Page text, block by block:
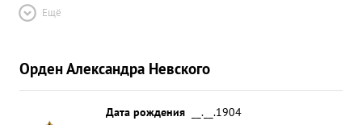
Ещё
Орден Александра Невского
Дата рождения
__.__.1904